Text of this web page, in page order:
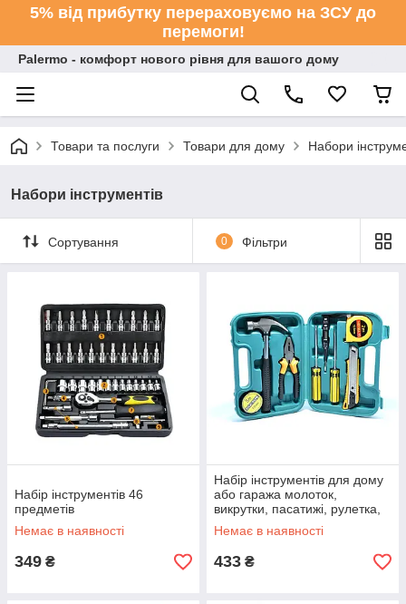
5% від прибутку перераховуємо на ЗСУ до
перемоги!
Palermo - комфорт нового рівня для вашого дому
Товари та послуги Товари для дому Набори
Набори інструментів
Сортування 0 Фільтри
Набір інструментів 46
предметів
Немає в наявності
349 ₴
Набір інструментів для дому
або гаража молоток,
викрутки, пасатижі, рулетка,
ніж, у кейсі 9 в 1
Немає в наявності
433 ₴